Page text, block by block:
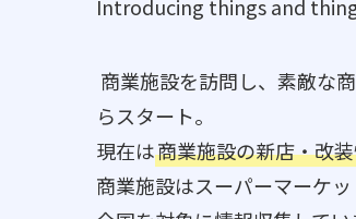
Introducing things and
商業施設を訪問し、素敵な
らスタート。
現在は商業施設の新店・改
商業施設はスーパーマーケ